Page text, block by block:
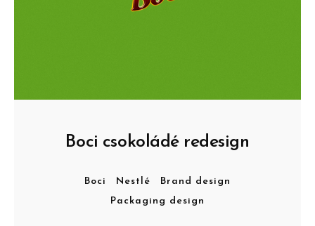
Boci csokoládé redesign
Boci Nestlé
Brand design
Packaging design